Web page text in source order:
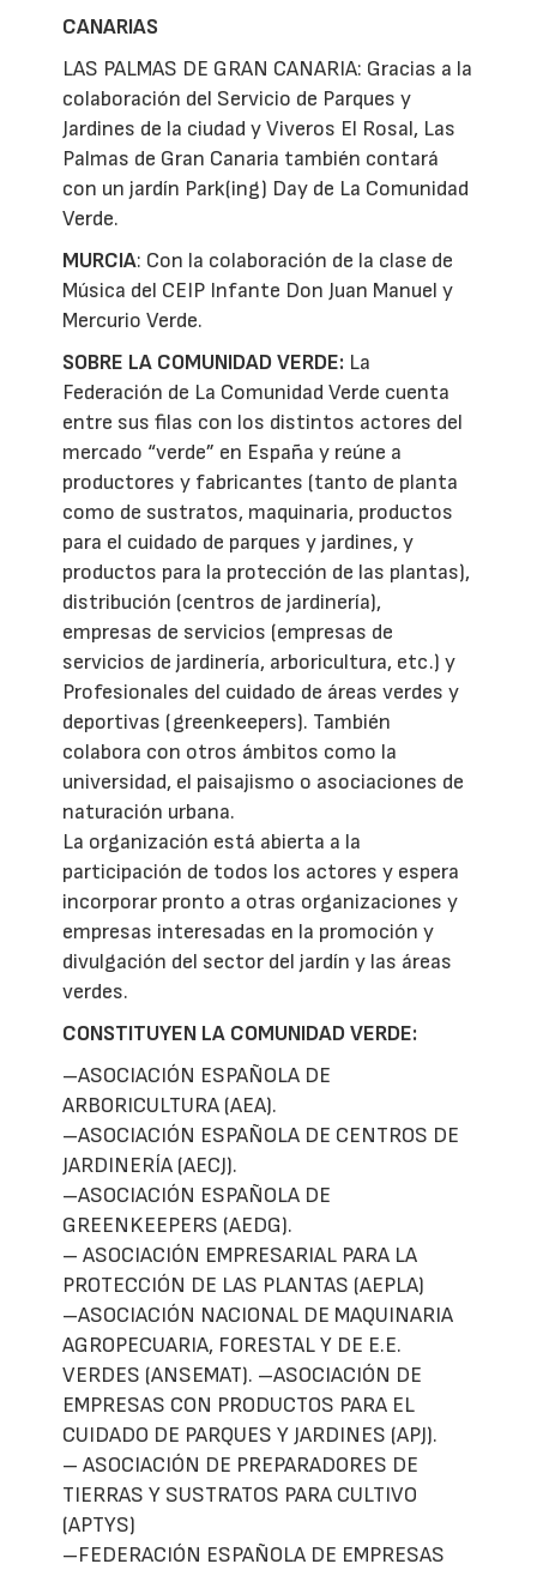
CANARIAS
LAS PALMAS DE GRAN CANARIA: Gracias a la
colaboración del Servicio de Parques y
Jardines de la ciudad y Viveros El Rosal, Las
Palmas de Gran Canaria también contará
con un jardín Park(ing) Day de La Comunidad
Verde.
MURCIA: Con la colaboración de la clase de
Música del CEIP Infante Don Juan Manuel y
Mercurio Verde.
SOBRE LA COMUNIDAD VERDE: La
Federación de La Comunidad Verde cuenta
entre sus filas con los distintos actores del
mercado “verde” en España y reúne a
productores y fabricantes (tanto de planta
como de sustratos, maquinaria, productos
para el cuidado de parques y jardines, y
productos para la protección de las plantas),
distribución (centros de jardinería),
empresas de servicios (empresas de
servicios de jardinería, arboricultura, etc.) y
Profesionales del cuidado de áreas verdes y
deportivas (greenkeepers). También
colabora con otros ámbitos como la
universidad, el paisajismo o asociaciones de
naturación urbana.
La organización está abierta a la
participación de todos los actores y espera
incorporar pronto a otras organizaciones y
empresas interesadas en la promoción y
divulgación del sector del jardín y las áreas
verdes.
CONSTITUYEN LA COMUNIDAD VERDE:
–ASOCIACIÓN ESPAÑOLA DE
ARBORICULTURA (AEA).
–ASOCIACIÓN ESPAÑOLA DE CENTROS DE
JARDINERÍA (AECJ).
–ASOCIACIÓN ESPAÑOLA DE
GREENKEEPERS (AEDG).
– ASOCIACIÓN EMPRESARIAL PARA LA
PROTECCIÓN DE LAS PLANTAS (AEPLA)
–ASOCIACIÓN NACIONAL DE MAQUINARIA
AGROPECUARIA, FORESTAL Y DE E.E.
VERDES (ANSEMAT). –ASOCIACIÓN DE
EMPRESAS CON PRODUCTOS PARA EL
CUIDADO DE PARQUES Y JARDINES (APJ).
– ASOCIACIÓN DE PREPARADORES DE
TIERRAS Y SUSTRATOS PARA CULTIVO
(APTYS)
–FEDERACIÓN ESPAÑOLA DE EMPRESAS